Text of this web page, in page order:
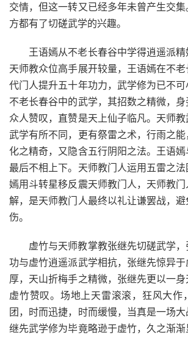
交情，但这一转又已经多年未曾产生交
方都有了切磋武学的兴趣。
王语嫣从不老长春谷中学得逍遥派
天师教众位高手展开较量，王语嫣在不
代门人提升五十年功力，武学修为已不
不老长春谷中的武学，其招数之精微，
众人赞叹，直赞是天上仙子临凡。天师
武学有所不同，更有祭雷之术，行雨之
化之精奇，又隐含五行阴阳之法。王语
最后不相上下。天师教门人运用五雷之
嫣用斗转星移反震天师教门人，天师教
解，是天师教门人最终以礼让谦罢战，
伤。
虚竹与天师教掌教张继先切磋武学
功与虚竹逍遥派武学相抗，张继先惊异
厚，天山折梅手之精微，张继先更以一
虚竹赞叹。场地上天雷滚滚，狂风大作
团，时而迅捷，时而缓慢，当真是一场
继先武学修为毕竟略逊于虚竹，久之渐